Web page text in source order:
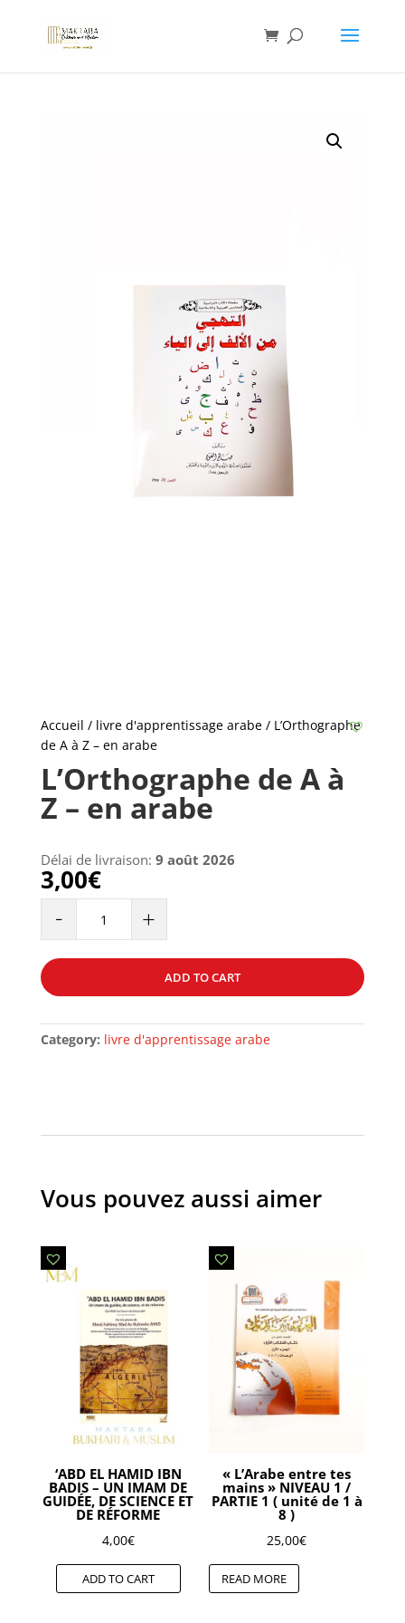
Accueil / livre d'apprentissage arabe/ L’Orthographe
de A à Z – en arabe
L’Orthographe de A à
Z – en arabe
Délai de livraison: 9 août 2026
3,00€
-
à
Z
en
arabe
+
ADD TO CART
Category: livre d'apprentissage arabe
Vous pouvez aussi aimer
‘ABD EL HAMID IBN
BADIS – UN IMAM DE
GUIDÉE, DE SCIENCE ET
DE RÉFORME
4,00€
ADD TO CART
« L’Arabe entre tes
mains » NIVEAU 1 /
PARTIE 1 ( unité de 1 à
8 )
25,00€
READ MORE